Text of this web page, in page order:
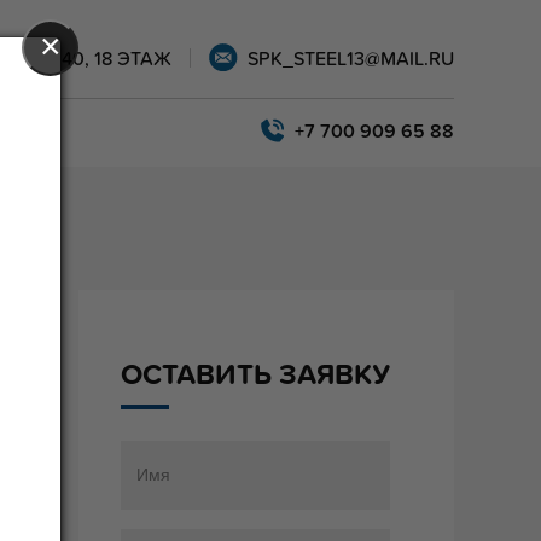
40, 18 ЭТАЖ SPK_STEEL13@MAIL.RU
+7 700 909 65 88
ОСТАВИТЬ ЗАЯВКУ
×